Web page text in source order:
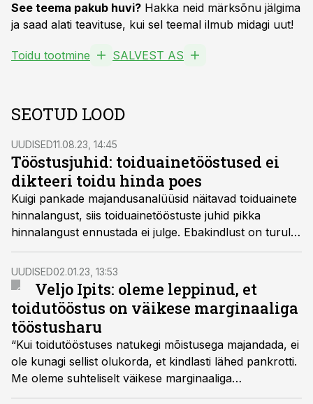
See teema pakub huvi? Hakka neid märksõnu jälgima
ja saad alati teavituse, kui sel teemal ilmub midagi uut!
Toidu tootmine SALVEST AS
SEOTUD LOOD
UUDISED11.08.23, 14:45
Tööstusjuhid: toiduainetööstused ei
dikteeri toidu hinda poes
Kuigi pankade majandusanalüüsid näitavad toiduainete
hinnalangust, siis toiduainetööstuste juhid pikka
hinnalangust ennustada ei julge. Ebakindlust on turul
liiga palju, leiavad tööstusjuhid.
UUDISED02.01.23, 13:53
Veljo Ipits: oleme leppinud, et
toidutööstus on väikese marginaaliga
tööstusharu
“Kui toidutööstuses natukegi mõistusega majandada, ei
ole kunagi sellist olukorda, et kindlasti lähed pankrotti.
Me oleme suhteliselt väikese marginaaliga
tööstusharu, ja me oleme sellega leppinud,” rääkis